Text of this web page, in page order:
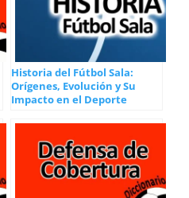
Historia del Fútbol Sala:
Orígenes, Evolución y Su
Impacto en el Deporte